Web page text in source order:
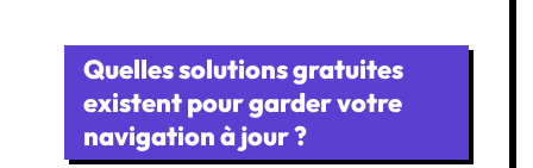
Quelles solutions gratuites
existent pour garder votre
navigation à jour ?